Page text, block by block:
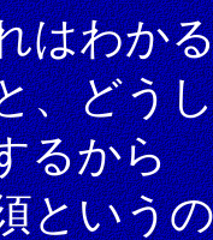
はわか
、どう
るから
という